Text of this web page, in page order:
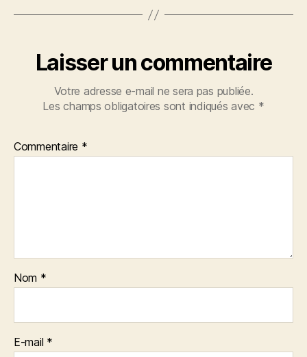
Laisser un commentaire
Votre adresse e-mail ne sera pas publiée.
Les champs obligatoires sont indiqués avec *
Commentaire *
Nom *
E-mail *